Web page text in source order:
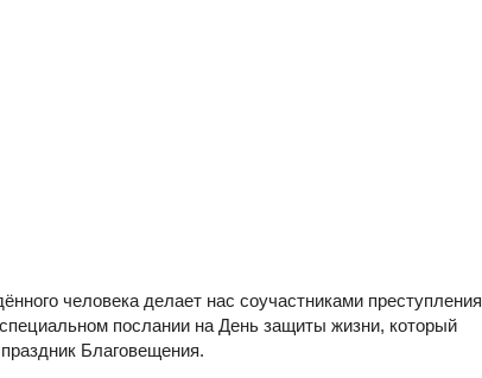
человека делает нас соучастниками преступления
послании на День защиты жизни, который
Благовещения.